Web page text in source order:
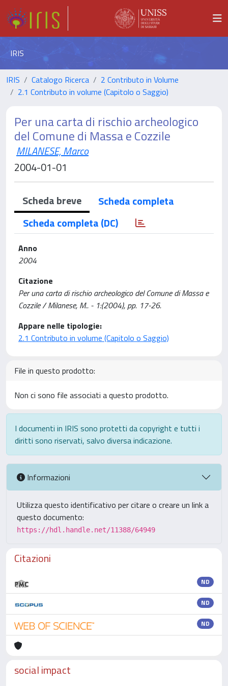
IRIS
IRIS Catalogo Ricerca
2 Contributo in Volume
2.1 Contributo in volume (Capitolo o Saggio)
Per una carta di rischio archeologico
del Comune di Massa e Cozzile
MILANESE, Marco
2004-01-01
Scheda breve
Scheda completa
Scheda completa (DC)
Anno
2004
Citazione
Per una carta di rischio archeologico del Comune di Massa e
Cozzile / Milanese, M.. - 1:(2004), pp. 17-26.
Appare nelle tipologie:
2.1 Contributo in volume (Capitolo o Saggio)
File in questo prodotto:
Non ci sono file associati a questo prodotto.
I documenti in IRIS sono protetti da copyright e tutti i
diritti sono riservati, salvo diversa indicazione.
Informazioni
Utilizza questo identificativo per citare o creare un link a
questo documento:
https://hdl.handle.net/11388/64949
Citazioni
ND
ND
ND
social impact